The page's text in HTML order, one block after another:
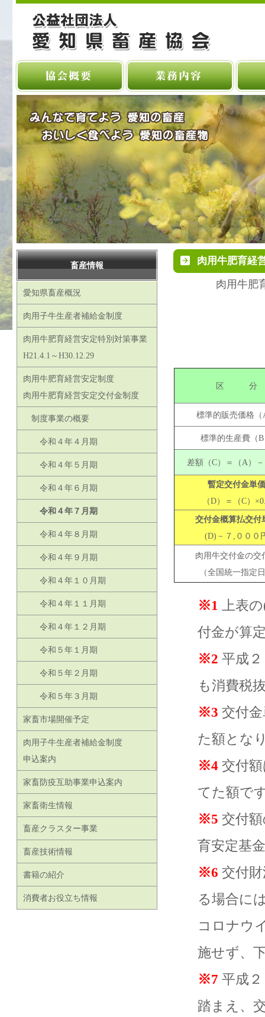
肉用牛肥育経
肉用牛肥
区 分
標準的販売価格（
標準的生産費（
差額（C）＝（A）
暫定交付金単価
（D）＝（C）
交付金概算払交付
(D)－７,０００
肉用牛交付金の交
（全国統一指定
※1 上表
付金が算
※2 平成
も消費税
※3 交付
た額とな
※4 交付
てた額で
※5 交付
育安定基
※6 交付
る場合に
コロナウ
施せず、
※7 平成
踏まえ、
畜産情報
愛知県畜産概況
肉用子牛生産者補給金制度
肉用牛肥育経営安定特別対策事業
H21.4.1～H30.12.29
肉用牛肥育経営安定制度
肉用牛肥育経営安定交付金制度
制度事業の概要
令和４年４月期
令和４年５月期
令和４年６月期
令和４年７月期
令和４年８月期
令和４年９月期
令和４年１０月期
令和４年１１月期
令和４年１２月期
令和５年１月期
令和５年２月期
令和５年３月期
家畜市場開催予定
肉用子牛生産者補給金制度
申込案内
家畜防疫互助事業申込案内
家畜衛生情報
畜産クラスター事業
畜産技術情報
書籍の紹介
消費者お役立ち情報